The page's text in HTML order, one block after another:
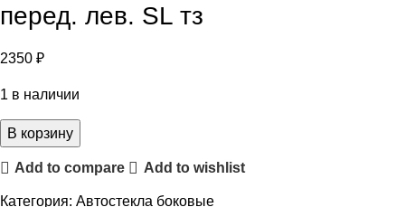
перед. лев. SL тз
2350 ₽
1 в наличии
В корзину
Add to compare Add to wishlist
Категория: Автостекла боковые